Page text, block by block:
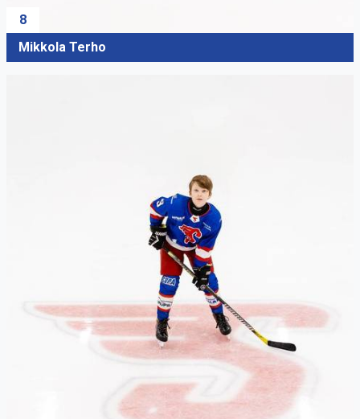
8
Mikkola Terho